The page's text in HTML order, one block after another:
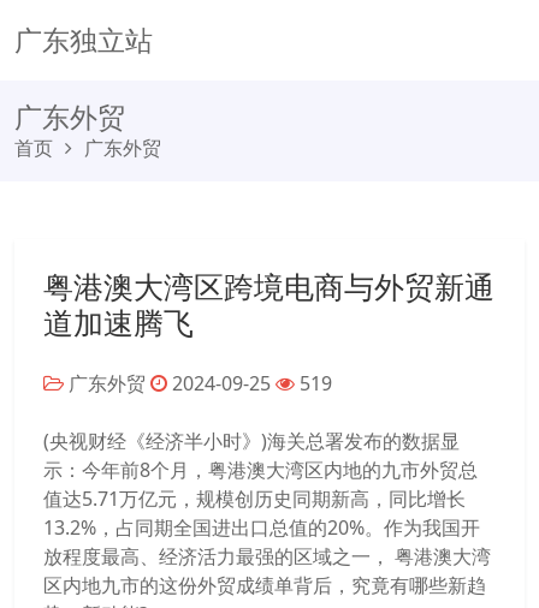
广东独立站
广东外贸
首页 广东外贸
粤港澳大湾区跨境电商与外贸新通
道加速腾飞
广东外贸 2024-09-25 519
(央视财经《经济半小时》)海关总署发布的数据显
示：今年前8个月，粤港澳大湾区内地的九市外贸总
值达5.71万亿元，规模创历史同期新高，同比增长
13.2%，占同期全国进出口总值的20%。作为我国开
放程度最高、经济活力最强的区域之一， 粤港澳大湾
区内地九市的这份外贸成绩单背后，究竟有哪些新趋